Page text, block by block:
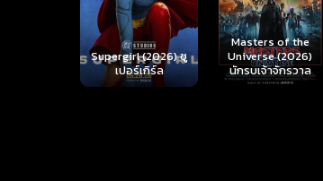
Masters of the
Universe (2026)
นักรบเจ้าจักรวาล
Hungry (2026) มัน
เด้งขึ้นมาแดก